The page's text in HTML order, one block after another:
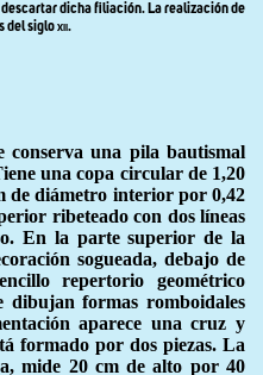
dicha filiación. La realización de
del sigloxii.
conserva una pila bautismal
una copa circular de 1,20
de diámetro interior por 0,42
ribeteado con dos líneas
En la parte superior de la
sogueada, debajo de
repertorio geométrico
dibujan formas romboidales
aparece una cruz y
formado por dos piezas. La
mide 20 cm de alto por 40